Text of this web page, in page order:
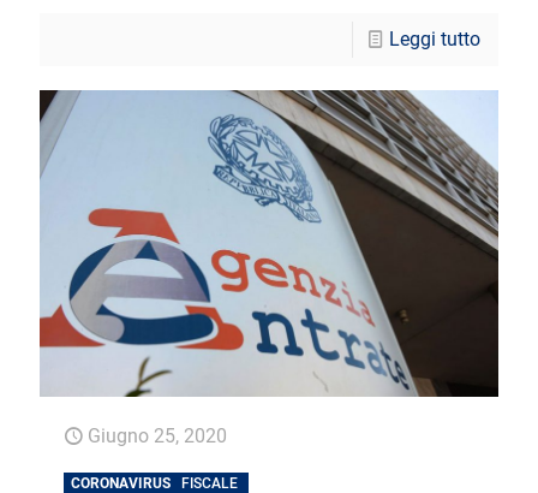
Leggi tutto
Giugno 25, 2020
CORONAVIRUS FISCALE